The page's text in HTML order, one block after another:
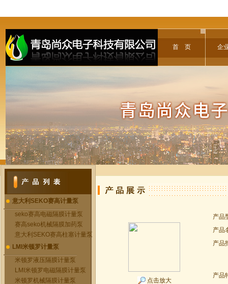
首 页 企
意大利SEKO赛高计量泵
seko赛高电磁隔膜计量泵
赛高seko机械隔膜加药泵
意大利SEKO赛高柱塞计量泵
LMI米顿罗计量泵
米顿罗液压隔膜计量泵
LMI米顿罗电磁隔膜计量泵
米顿罗机械隔膜计量泵
点击放大
产品
产品
产品
产品